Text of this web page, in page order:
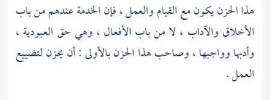
هذا الحزن يكون مع القيام والعمل ، فإن الخدمة عندهم من باب
الأخلاق والآداب ، لا من باب الأفعال ، وهي حق العبودية ،
وأدبها وواجبها ، وصاحب هذا الحزن بالأولى : أن يحزن لتضييع
العمل .